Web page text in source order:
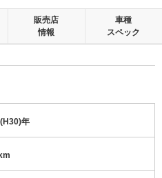
販売店
情報
車種
スペック
(H30)年